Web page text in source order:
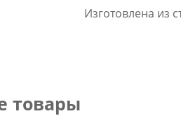
Изготовлена из
товары